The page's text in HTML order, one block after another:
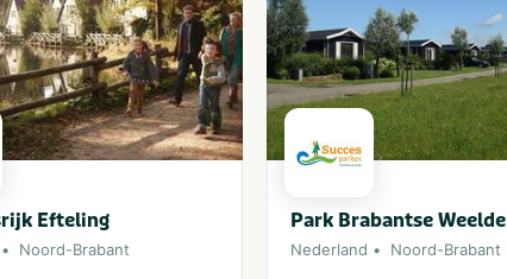
Efteling
Noord-Brabant
Park Brabantse Weelde
Nederland Noord-Brabant